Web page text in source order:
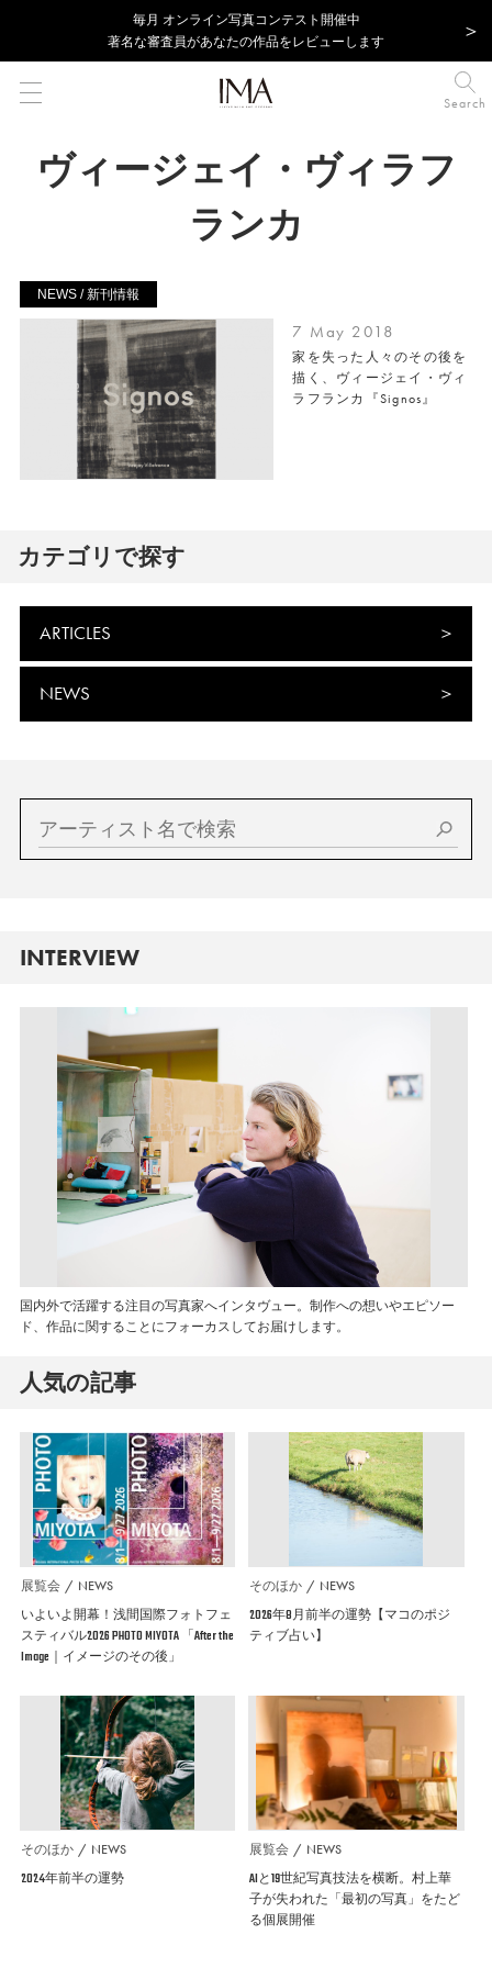
毎⽉ オンライン写真コンテスト開催中
著名な審査員があなたの作品をレビューします
Search
ヴィージェイ・ヴィラフ
ランカ
NEWS / 新刊情報
7 May 2018
家を失った人々のその後を
描く、ヴィージェイ・ヴィ
ラフランカ『Signos』
カテゴリで探す
ARTICLES
NEWS
INTERVIEW
国内外で活躍する注目の写真家へインタヴュー。制作への想いやエピソー
ド、作品に関することにフォーカスしてお届けします。
人気の記事
展覧会 NEWS
いよいよ開幕！浅間国際フォトフェ
スティバル2026 PHOTO MIYOTA 「After the
Image｜イメージのその後」
そのほか NEWS
2026年8月前半の運勢【マコのポジ
ティブ占い】
そのほか NEWS
2024年前半の運勢
展覧会 NEWS
AIと19世紀写真技法を横断。村上華
子が失われた「最初の写真」をたど
る個展開催